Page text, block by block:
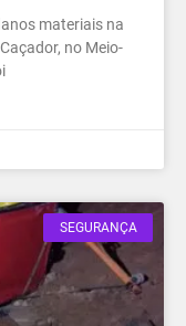
materiais na
no Meio-
SEGURANÇA